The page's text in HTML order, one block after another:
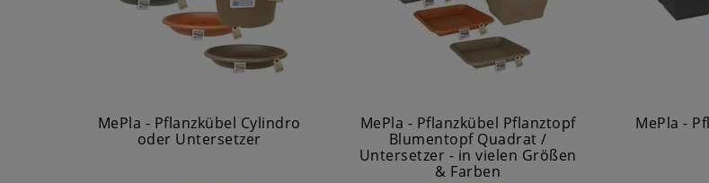
MePla - Pflanzkübel Cylindro
oder Untersetzer
MePla - Pflanzkübel Pflanztopf
Blumentopf Quadrat /
Untersetzer - in vielen Größen
& Farben
MePla -